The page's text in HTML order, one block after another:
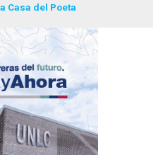
Casa del Poeta